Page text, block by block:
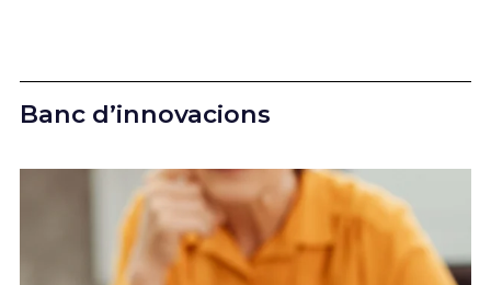
Banc d’innovacions